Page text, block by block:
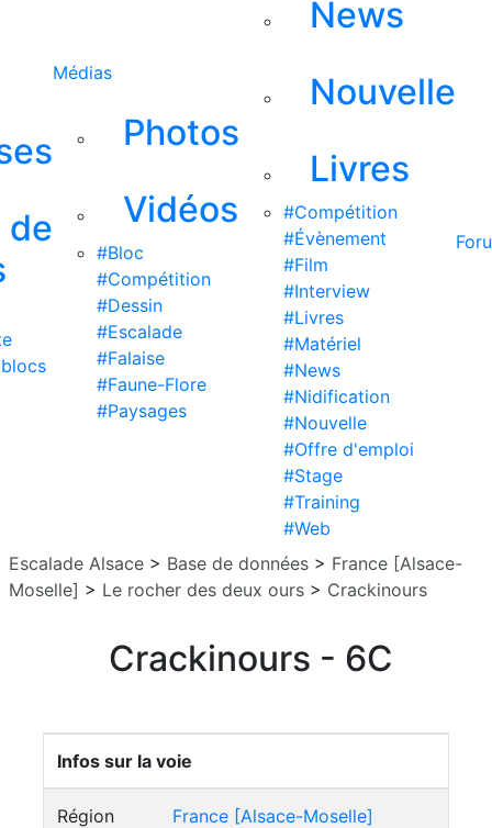
de
Médias
Photos
Vidéos
#Bloc
#Compétition
#Dessin
#Escalade
#Falaise
#Faune-Flore
#Paysages
News
Nouvelle
Livres
#Compétition
#Évènement
#Film
#Interview
#Livres
#Matériel
#News
#Nidification
#Nouvelle
#Offre d'emploi
#Stage
#Training
#Web
Escalade Alsace > Base de données > France [Alsace-
Moselle] > Le rocher des deux ours > Crackinours
Crackinours - 6C
Infos sur la voie
Région France [Alsace-Moselle]